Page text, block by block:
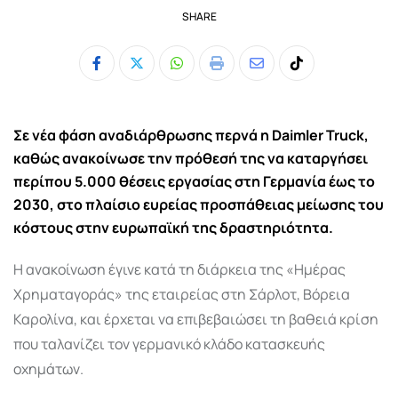
SHARE
Whatsapp
Print
ShareTiktok
Σε νέα φάση αναδιάρθρωσης περνά η Daimler Truck,
καθώς ανακοίνωσε την πρόθεσή της να καταργήσει
περίπου 5.000 θέσεις εργασίας στη Γερμανία έως το
2030, στο πλαίσιο ευρείας προσπάθειας μείωσης του
κόστους στην ευρωπαϊκή της δραστηριότητα.
Η ανακοίνωση έγινε κατά τη διάρκεια της «Ημέρας
Χρηματαγοράς» της εταιρείας στη Σάρλοτ, Βόρεια
Καρολίνα, και έρχεται να επιβεβαιώσει τη βαθειά κρίση
που ταλανίζει τον γερμανικό κλάδο κατασκευής
οχημάτων.